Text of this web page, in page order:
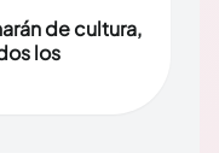
de cultura,
los